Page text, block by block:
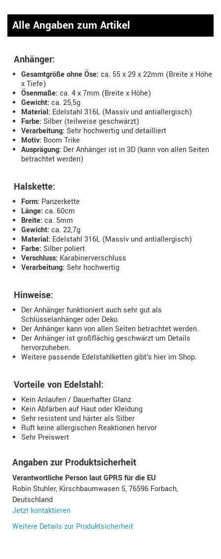
Alle Angaben zum Artikel
Anhänger:
Gesamtgröße ohne Öse: ca. 55 x 29 x 22mm (Breite x Höhe
x Tiefe)
Ösenmaße: ca. 4 x 7mm (Breite x Höhe)
Gewicht: ca. 25,5g
Material: Edelstahl 316L (Massiv und antiallergisch)
Farbe: Silber (teilweise geschwärzt)
Verarbeitung: Sehr hochwertig und detailliert
Motiv: Boom Trike
Ausprägung: Der Anhänger ist in 3D (kann von allen Seiten
betrachtet werden)
Halskette:
Form: Panzerkette
Länge: ca. 60cm
Breite: ca. 5mm
Gewicht: ca. 22,7g
Material: Edelstahl 316L (Massiv und antiallergisch)
Farbe: Silber poliert
Verschluss: Karabinerverschluss
Verarbeitung: Sehr hochwertig
Hinweise:
Der Anhänger funktioniert auch sehr gut als
Schlüsselanhänger oder Deko.
Der Anhänger kann von allen Seiten betrachtet werden.
Der Anhänger ist großflächig geschwärzt um Details
hervorzuheben.
Weitere passende Edelstahlketten gibt's hier im Shop.
Vorteile von Edelstahl:
Kein Anlaufen / Dauerhafter Glanz
Kein Abfärben auf Haut oder Kleidung
Sehr resistent und härter als Silber
Ruft keine allergischen Reaktionen hervor
Sehr Preiswert
Angaben zur Produktsicherheit
Verantwortliche Person laut GPRS für die EU
Robin Stuhler, Kirschbaumwasen 5, 76596 Forbach,
Deutschland
Jetzt kontaktieren
Weitere Details zur Produktsicherheit